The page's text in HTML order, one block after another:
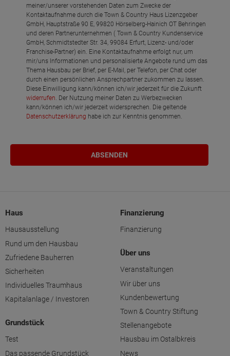
meiner/unserer vorstehenden Daten zum Zwecke der
Kontaktaufnahme durch die Town & Country Haus Lizenzgeber
GmbH, Hauptstraße 90 E, 99820 Hörselberg-Hainich OT Behringen
und deren Partnerunternehmen ( Town & Country Kundenservice
GmbH, Schmidtstedter Str. 34, 99084 Erfurt, Lizenz- und/oder
Franchise-Partner) ein. Eine Kontaktaufnahme erfolgt nur, um
mir/uns Informationen und personalisierte Angebote rund um das
Thema Hausbau per Brief, per E-Mail, per Telefon, per Chat oder
durch einen persönlichen Ansprechpartner zukommen zu lassen.
Diese Einwilligung kann/können ich/wir jederzeit für die Zukunft
widerrufen. Der Nutzung meiner Daten zu Werbezwecken
kann/können ich/wir jederzeit widersprechen. Die geltende
Datenschutzerklärung habe ich zur Kenntnis genommen.
Haus
Hausausstellung
Rund um den Hausbau
Zufriedene Bauherren
Sicherheiten
Individuelles Traumhaus
Kapitalanlage / Investoren
Grundstück
Test
Das passende Grundstück
Finanzierung
Finanzierung
Über uns
Veranstaltungen
Wir über uns
Kundenbewertung
Town & Country Stiftung
Stellenangebote
Hausbau im Ostalbkreis
News